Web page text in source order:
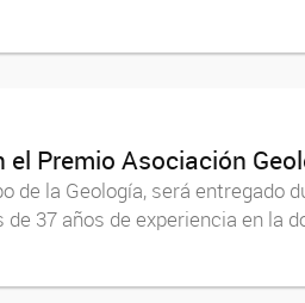
Premio Asociación
la Geología, será entregado
37 años de experiencia en la